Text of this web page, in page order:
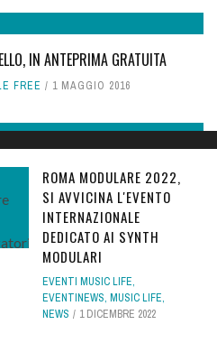
IN ANTEPRIMA GRATUITA
FREE 1 MAGGIO 2016
CON GLI STEM!
DJ 15 MAGGIO 2026
A REPLY
ROMA MODULARE 2022,
SI AVVICINA L'EVENTO
INTERNAZIONALE
DEDICATO AI SYNTH
MODULARI
EVENTI MUSIC LIFE,
EVENTINEWS, MUSIC LIFE,
NEWS
1 DICEMBRE 2022